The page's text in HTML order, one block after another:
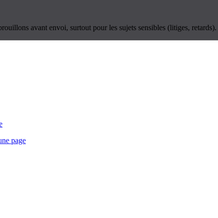
avant envoi, surtout pour les sujets sensibles (litiges, retards).
page